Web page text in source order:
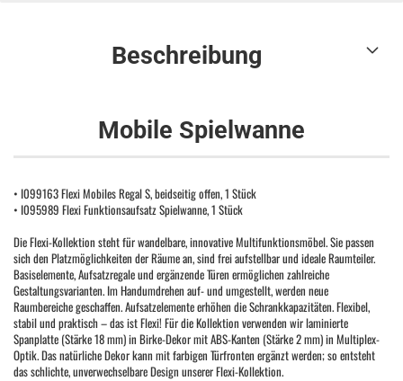
Beschreibung
Mobile Spielwanne
• I099163 Flexi Mobiles Regal S, beidseitig offen, 1 Stück
• I095989 Flexi Funktionsaufsatz Spielwanne, 1 Stück
Die Flexi-Kollektion steht für wandelbare, innovative Multifunktionsmöbel. Sie passen
sich den Platzmöglichkeiten der Räume an, sind frei aufstellbar und ideale Raumteiler.
Basiselemente, Aufsatzregale und ergänzende Türen ermöglichen zahlreiche
Gestaltungsvarianten. Im Handumdrehen auf- und umgestellt, werden neue
Raumbereiche geschaffen. Aufsatzelemente erhöhen die Schrankkapazitäten. Flexibel,
stabil und praktisch – das ist Flexi! Für die Kollektion verwenden wir laminierte
Spanplatte (Stärke 18 mm) in Birke-Dekor mit ABS-Kanten (Stärke 2 mm) in Multiplex-
Optik. Das natürliche Dekor kann mit farbigen Türfronten ergänzt werden; so entsteht
das schlichte, unverwechselbare Design unserer Flexi-Kollektion.